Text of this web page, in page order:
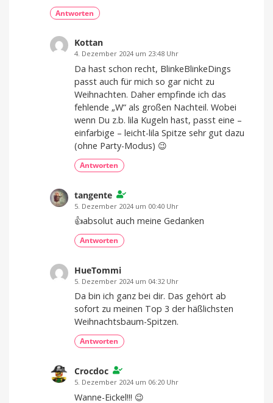
Antworten
Kottan
4. Dezember 2024 um 23:48 Uhr
Da hast schon recht, BlinkeBlinkeDings
passt auch für mich so gar nicht zu
Weihnachten. Daher empfinde ich das
fehlende „W“ als großen Nachteil. Wobei
wenn Du z.b. lila Kugeln hast, passt eine –
einfarbige – leicht-lila Spitze sehr gut dazu
(ohne Party-Modus) 😉
Antworten
tangente
5. Dezember 2024 um 00:40 Uhr
👍absolut auch meine Gedanken
Antworten
HueTommi
5. Dezember 2024 um 04:32 Uhr
Da bin ich ganz bei dir. Das gehört ab
sofort zu meinen Top 3 der häßlichsten
Weihnachtsbaum-Spitzen.
Antworten
Crocdoc
5. Dezember 2024 um 06:20 Uhr
Wanne-Eickel!!! 😉